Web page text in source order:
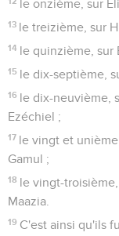
le onzième, sur
13 le treizième, sur
14 le quinzième, sur
15 le dix-septième,
16 le dix-neuvième,
Ezéchiel ;
17 le vingt et
Gamul ;
18 le vingt-
Maazia.
19 C'est ainsi qu'ils